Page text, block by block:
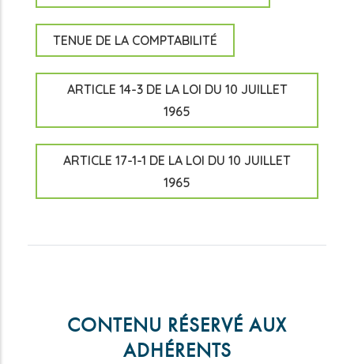
TENUE DE LA COMPTABILITÉ
ARTICLE 14-3 DE LA LOI DU 10 JUILLET
1965
ARTICLE 17-1-1 DE LA LOI DU 10 JUILLET
1965
CONTENU RÉSERVÉ AUX
ADHÉRENTS
reddit downloaderColoriage à Imprimer